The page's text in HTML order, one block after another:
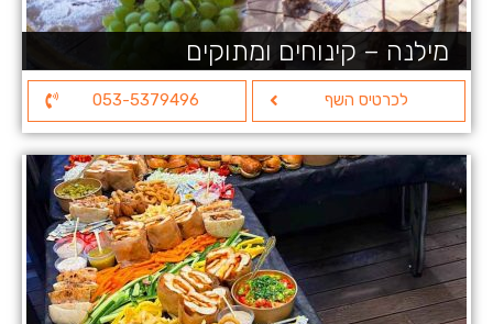
מילנה – קינוחים ומתוקים
לכרטיס השף 053-5379496